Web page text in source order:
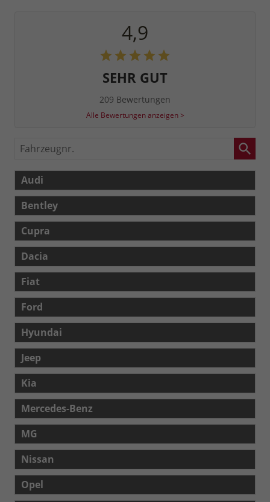
4,9
SEHR GUT
209 Bewertungen
Alle Bewertungen anzeigen >
Fahrzeugnr.
Audi
Bentley
Cupra
Dacia
Fiat
Ford
Hyundai
Jeep
Kia
Mercedes-Benz
MG
Nissan
Opel